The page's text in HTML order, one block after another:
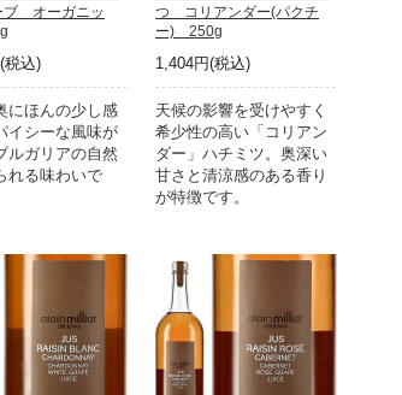
オーガニッ
税込)
にほんの少し感
イシーな風味が
ルガリアの自然
れる味わいで
つ コリアンダー(パクチ
ー) 250g
1,404円(税込)
天候の影響を受けやすく
希少性の高い「コリアン
ダー」ハチミツ。奥深い
甘さと清涼感のある香り
が特徴です。